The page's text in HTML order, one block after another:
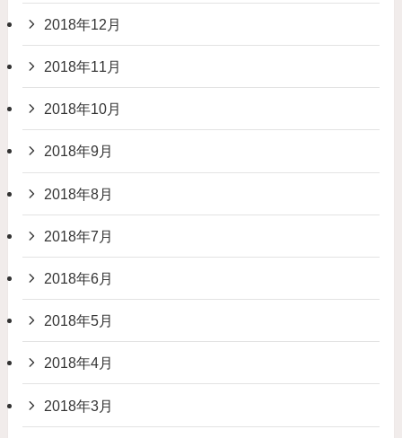
2018年12月
2018年11月
2018年10月
2018年9月
2018年8月
2018年7月
2018年6月
2018年5月
2018年4月
2018年3月